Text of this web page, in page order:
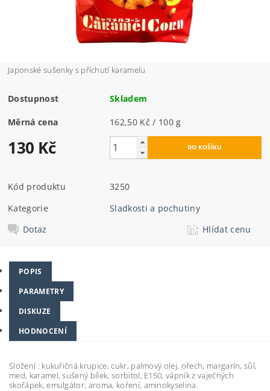
Japonské sušenky s příchutí karamelu
Dostupnost Skladem
Měrná cena 162,50 Kč / 100 g
130 Kč
Kód produktu
3250
Kategorie
Sladkosti a pochutiny
Dotaz
Hlídat cenu
POPIS
PARAMETRY
DISKUZE
HODNOCENÍ
Složení : kukuřičná krupice, cukr, palmový olej, ořech, margarín, sůl,
med, karamel, sušený bílek, sorbitol, E150, vápník z vaječných
skořápek, emulgátor, aroma, koření, aminokyselina.